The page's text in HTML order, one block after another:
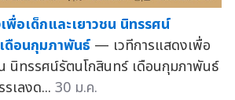
พื่อเด็กและเยาวชน นิทรรศน์
ดือนกุมภาพันธ์ — เวทีการแสดงเพื่อ
น นิทรรศน์รัตนโกสินทร์ เดือนกุมภาพันธ์
เลงด... 30 ม.ค.